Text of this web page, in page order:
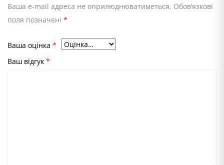
Ваша e-mail адреса не оприлюднюватиметься. Обов’язкові
поля позначені *
Ваша оцінка *
Ваш відгук *